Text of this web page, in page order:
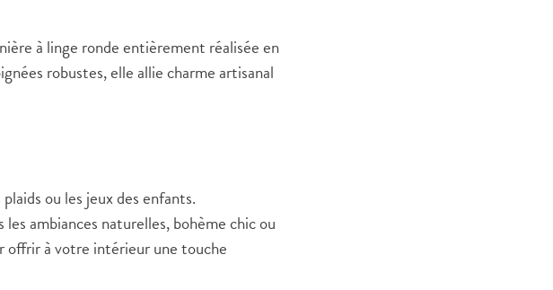
à linge ronde entièrement réalisée en
robustes, elle allie charme artisanal
ou les jeux des enfants.
ambiances naturelles, bohème chic ou
offrir à votre intérieur une touche